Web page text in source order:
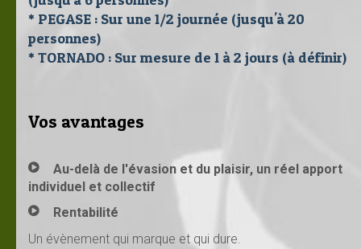
* PEGASE : Sur une 1/2 journée (jusqu'à 20
personnes)
* TORNADO : Sur mesure de 1 à 2 jours (à définir)
Vos avantages
Au-delà de l'évasion et du plaisir, un réel apport
individuel et collectif
Rentabilité
Un évènement qui marque et qui dure.